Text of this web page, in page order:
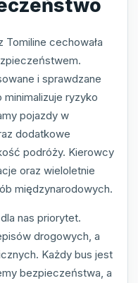
cechowała
i sprawdzane
ryzyko
pojazdy w
dodatkowe
podróży. Kierowcy
oraz wieloletnie
międzynarodowych.
nas priorytet.
drogowych, a
Każdy bus jest
bezpieczeństwa, a